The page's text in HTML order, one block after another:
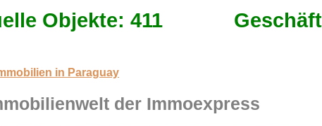
Objekte: 411
in Paraguay
der Immoexpress